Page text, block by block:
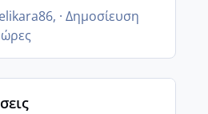
, · Δημοσίευση